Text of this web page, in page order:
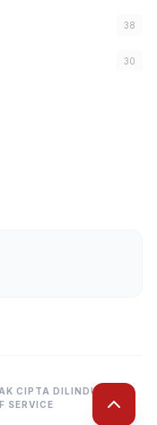
38
30
CIPTA DILINDUNGI.
SERVICE